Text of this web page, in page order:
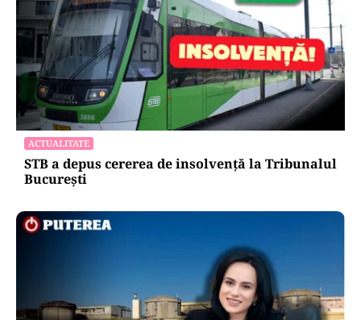
ACTUALITATE
STB a depus cererea de insolvență la Tribunalul
București